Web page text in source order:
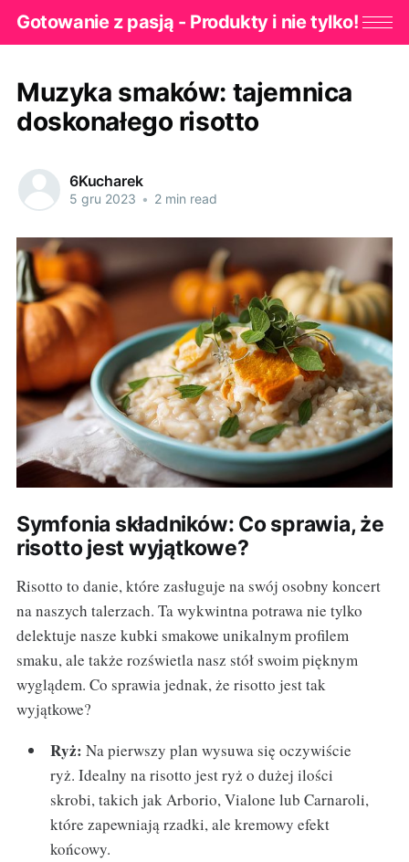
Gotowanie z pasją - Produkty i nie tylko!
Muzyka smaków: tajemnica
doskonałego risotto
6Kucharek
5 gru 2023 • 2 min read
Symfonia składników: Co sprawia, że
risotto jest wyjątkowe?
Risotto to danie, które zasługuje na swój osobny koncert
na naszych talerzach. Ta wykwintna potrawa nie tylko
delektuje nasze kubki smakowe unikalnym profilem
smaku, ale także rozświetla nasz stół swoim pięknym
wyglądem. Co sprawia jednak, że risotto jest tak
wyjątkowe?
Ryż:Na pierwszy plan wysuwa się oczywiście
ryż. Idealny na risotto jest ryż o dużej ilości
skrobi, takich jak Arborio, Vialone lub Carnaroli,
które zapewniają rzadki, ale kremowy efekt
końcowy.